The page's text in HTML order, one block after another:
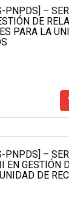
PNPDS] –
DE
PARA LA
PNPDS] –
GESTIÓN
DE